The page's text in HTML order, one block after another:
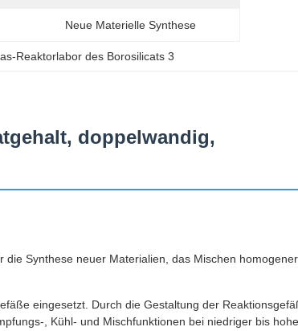
Neue Materielle Synthese
Reaktorlabor des Borosilicats 3
doppelwandig,
Synthese neuer Materialien, das Mischen homogener
eingesetzt. Durch die Gestaltung der
, Kühl- und Mischfunktionen bei niedriger bis